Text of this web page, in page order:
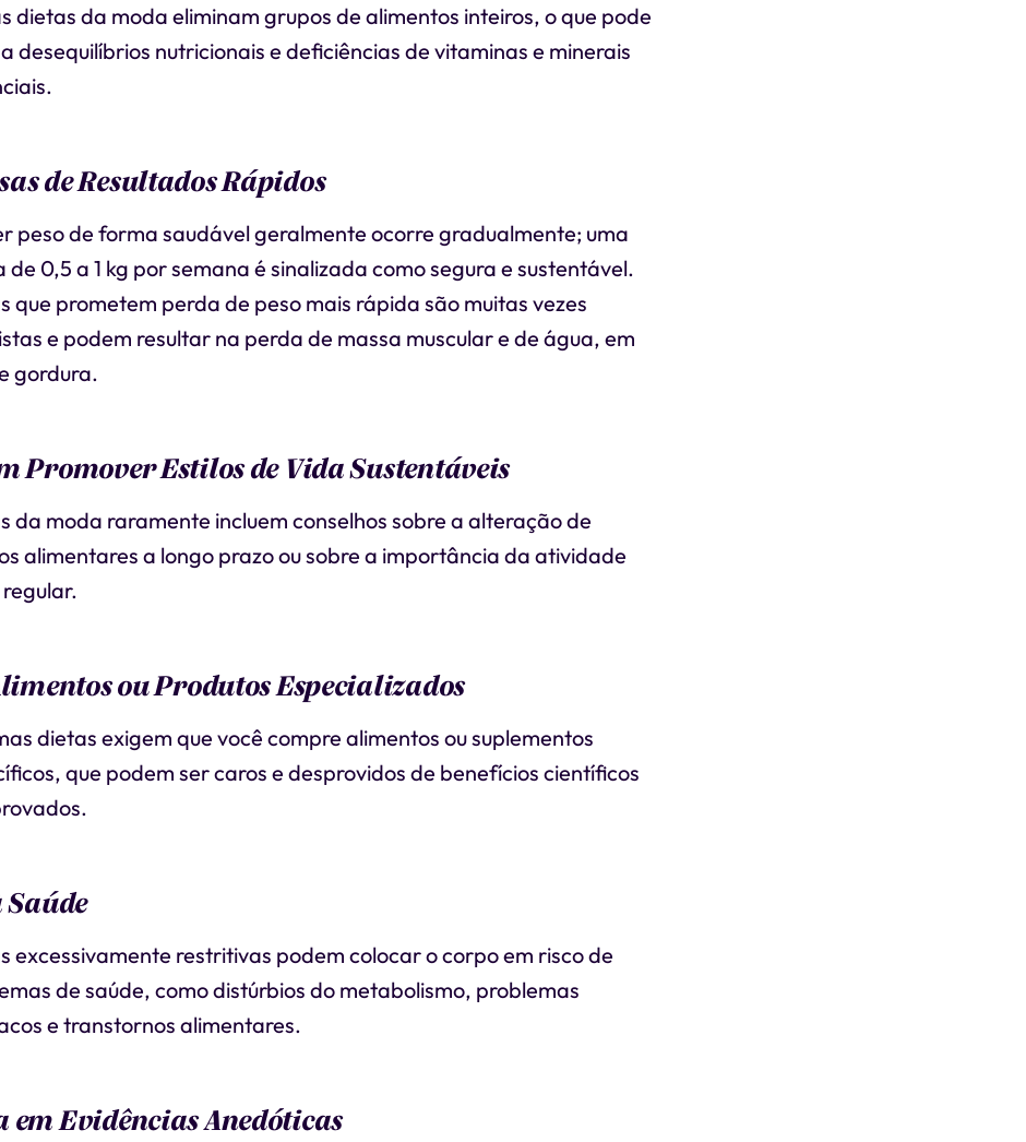
dietas da moda eliminam grupos de alimentos inteiros, o que pode
desequilíbrios nutricionais e deficiências de vitaminas e minerais
de Resultados Rápidos
peso de forma saudável geralmente ocorre gradualmente; uma
de 0,5 a 1 kg por semana é sinalizada como segura e sustentável.
que prometem perda de peso mais rápida são muitas vezes
e podem resultar na perda de massa muscular e de água, em
gordura.
Promover Estilos de Vida Sustentáveis
da moda raramente incluem conselhos sobre a alteração de
alimentares a longo prazo ou sobre a importância da atividade
ou Produtos Especializados
dietas exigem que você compre alimentos ou suplementos
que podem ser caros e desprovidos de benefícios científicos
Saúde
excessivamente restritivas podem colocar o corpo em risco de
de saúde, como distúrbios do metabolismo, problemas
e transtornos alimentares.
em Evidências Anedóticas